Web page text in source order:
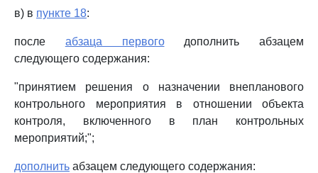
в) в пункте 18:
после абзаца первогодополнить абзацем
следующего содержания:
"принятием решения о назначении внепланового
контрольного мероприятия в отношении объекта
контроля, включенного в план контрольных
мероприятий;";
дополнить абзацем следующего содержания: